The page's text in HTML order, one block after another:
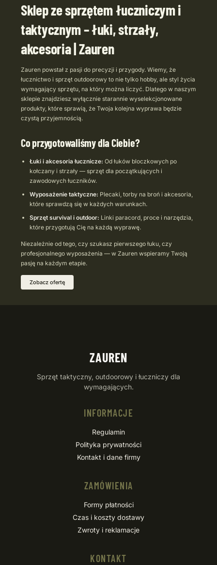
Sklep ze sprzętem łuczniczym i
taktycznym – łuki, strzały,
akcesoria | Zauren
Zauren powstał z pasji do precyzji i przygody. Wiemy, że
łucznictwo i sprzęt outdoorowy to nie tylko hobby, ale styl życia
wymagający sprzętu, na który można liczyć. Dlatego w naszym
sklepie znajdziesz wyłącznie starannie wyselekcjonowane
produkty, które sprawią, że Twoja kolejna wyprawa będzie
czystą przyjemnością.
Co przygotowaliśmy dla Ciebie?
Łuki i akcesoria łucznicze: Od łuków bloczkowych po
kołczany i strzały — sprzęt dla początkujących i
zawodowych łuczników.
Wyposażenie taktyczne: Plecaki, torby na broń i akcesoria,
które sprawdzą się w każdych warunkach.
Sprzęt survival i outdoor: Linki paracord, proce i narzędzia,
które przygotują Cię na każdą wyprawę.
Niezależnie od tego, czy szukasz pierwszego łuku, czy
profesjonalnego wyposażenia — w Zauren wspieramy Twoją
pasję na każdym etapie.
Zobacz ofertę
ZAUREN
Sprzęt taktyczny, outdoorowy i łuczniczy dla
wymagających.
INFORMACJE
Regulamin
Polityka prywatności
Kontakt i dane firmy
ZAMÓWIENIA
Formy płatności
Czas i koszty dostawy
Zwroty i reklamacje
KONTAKT